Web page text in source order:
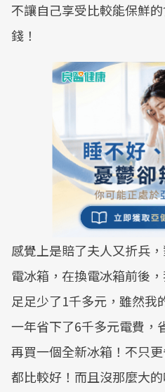
不讓自己享受比較能保鮮
錢！
感覺上是賠了夫人又折兵
電冰箱，在換電冰箱前後
足足少了1千多元，雖然我
一年省下了6千多元電費，
再買一個全新冰箱！不只
都比較好！而且沒那麼大的